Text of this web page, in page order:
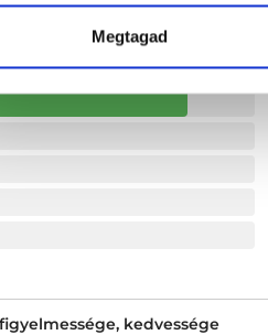
Megtagad
kedvessége